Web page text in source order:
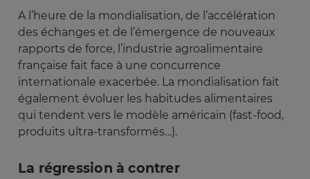
A l’heure de la mondialisation, de l’accélération
des échanges et de l’émergence de nouveaux
rapports de force, l’industrie agroalimentaire
française fait face à une concurrence
internationale exacerbée. La mondialisation fait
également évoluer les habitudes alimentaires
qui tendent vers le modèle américain (fast-food,
produits ultra-transformés…).
La régression à contrer